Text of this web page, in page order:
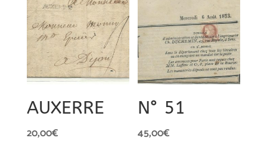
AUXERRE
20,00€
N° 51
45,00€